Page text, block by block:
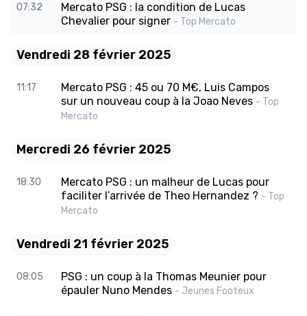
07:32
Mercato PSG : la condition de Lucas
Chevalier pour signer - Top Mercato
Vendredi 28 février 2025
11:17
Mercato PSG : 45 ou 70 M€, Luis Campos
sur un nouveau coup à la Joao Neves - Top
Mercato
Mercredi 26 février 2025
18:30
Mercato PSG : un malheur de Lucas pour
faciliter l’arrivée de Theo Hernandez ? - Top
Mercato
Vendredi 21 février 2025
08:05
PSG : un coup à la Thomas Meunier pour
épauler Nuno Mendes - Jeunes Footeux